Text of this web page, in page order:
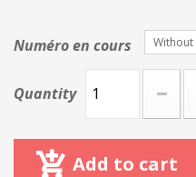
Numéro en cours Without
Quantity
Add to cart